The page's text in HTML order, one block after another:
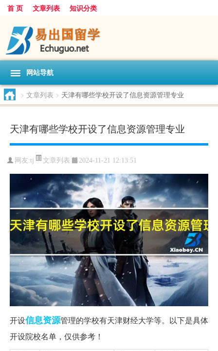
首 页 文章列表 知识分类
网站导航
> 文章列表 > 天津有哪些学校开设了信息资源管理专业
天津有哪些学校开设了信息资源管理专业
网友:tj 文章列表 2024-11-21 12:13:51
开设信息资源管理的学校有天津财经大学等。以下是具体
开设院校名单，仅供参考！